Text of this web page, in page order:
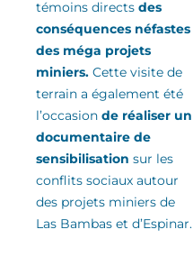
témoins directs des
conséquences néfastes
des méga projets
miniers. Cette visite de
terrain a également été
l’occasion de réaliser un
documentaire de
sensibilisation sur les
conflits sociaux autour
des projets miniers de
Las Bambas et d’Espinar.